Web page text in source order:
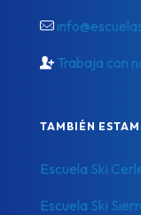
Trabaja con
TAMBIÉN
Escuela Ski
Escuela Ski